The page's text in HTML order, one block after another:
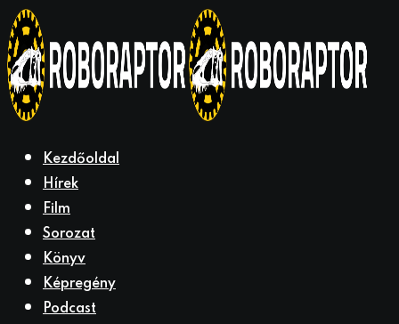
Kezdőoldal
Hírek
Film
Sorozat
Könyv
Képregény
Podcast